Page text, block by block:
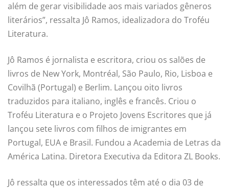
além de gerar visibilidade aos mais variados gêneros
literários”, ressalta Jô Ramos, idealizadora do Troféu
Literatura.
Jô Ramos é jornalista e escritora, criou os salões de
livros de New York, Montréal, São Paulo, Rio, Lisboa e
Covilhã (Portugal) e Berlim. Lançou oito livros
traduzidos para italiano, inglês e francês. Criou o
Troféu Literatura e o Projeto Jovens Escritores que já
lançou sete livros com filhos de imigrantes em
Portugal, EUA e Brasil. Fundou a Academia de Letras da
América Latina. Diretora Executiva da Editora ZL Books.
Jô ressalta que os interessados têm até o dia 03 de